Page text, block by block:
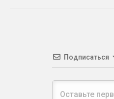
Подписаться